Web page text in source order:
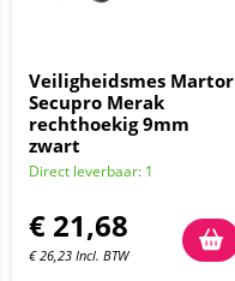
Veiligheidsmes Martor
Secupro Merak
rechthoekig 9mm
zwart
Direct leverbaar: 1
€ 21,68
€26,23 Incl. BTW